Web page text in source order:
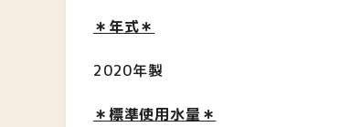
＊年式＊
2020年製
＊標準使用水量＊